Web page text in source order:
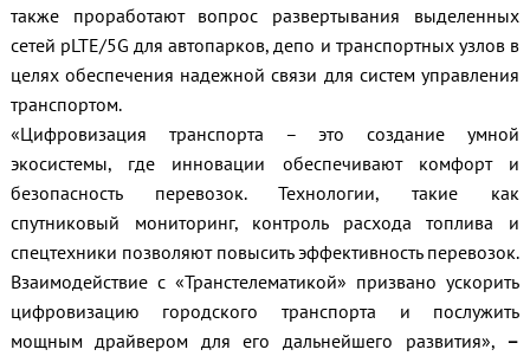
также проработают вопрос развертывания выделенных
сетей pLTE/5G для автопарков, депо и транспортных узлов в
целях обеспечения надежной связи для систем управления
транспортом.
«Цифровизация транспорта – это создание умной
экосистемы, где инновации обеспечивают комфорт и
безопасность перевозок. Технологии, такие как
спутниковый мониторинг, контроль расхода топлива и
спецтехники позволяют повысить эффективность перевозок.
Взаимодействие с «Транстелематикой» призвано ускорить
цифровизацию городского транспорта и послужить
мощным драйвером для его дальнейшего развития», –